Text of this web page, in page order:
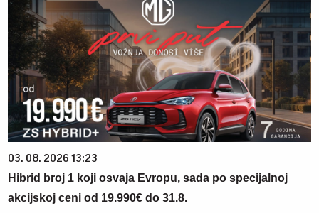
03. 08. 2026 13:23
Hibrid broj 1 koji osvaja Evropu, sada po specijalnoj
akcijskoj ceni od 19.990€ do 31.8.